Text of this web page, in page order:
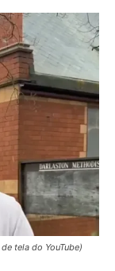
tela do YouTube)